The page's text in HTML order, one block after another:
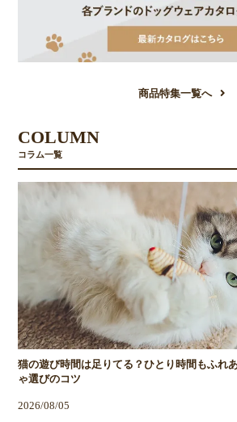
商品特集一覧へ
COLUMN
コラム一覧
猫の遊び時間は足りてる？ひとり時間もふれ
ゃ選びのコツ
2026/08/05